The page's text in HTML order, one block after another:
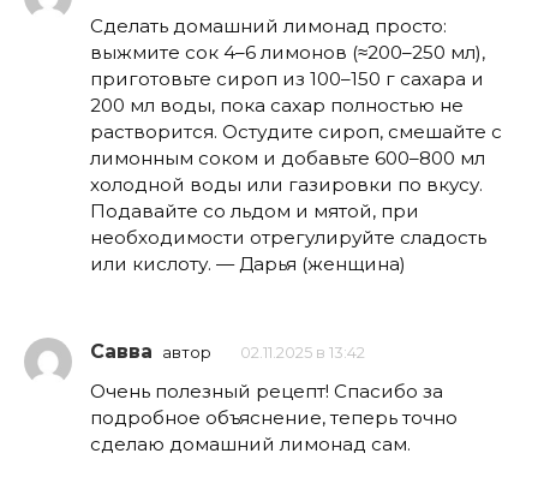
Сделать домашний лимонад просто:
выжмите сок 4–6 лимонов (≈200–250 мл),
приготовьте сироп из 100–150 г сахара и
200 мл воды, пока сахар полностью не
растворится. Остудите сироп, смешайте с
лимонным соком и добавьте 600–800 мл
холодной воды или газировки по вкусу.
Подавайте со льдом и мятой, при
необходимости отрегулируйте сладость
или кислоту. — Дарья (женщина)
Савва автор 02.11.2025 в 13:42
Очень полезный рецепт! Спасибо за
подробное объяснение, теперь точно
сделаю домашний лимонад сам.